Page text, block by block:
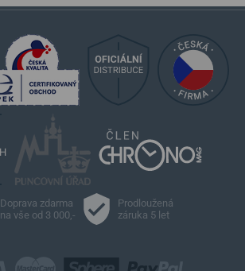
Doprava zdarma
na vše od 3 000,-
Prodloužená
záruka 5 let